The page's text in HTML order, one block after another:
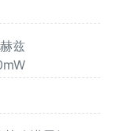
兹